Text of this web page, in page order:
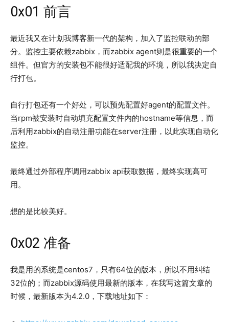
0x01 前言
最近我又在计划我博客新一代的架构，加入了监控联动的部
分。监控主要依赖zabbix，而zabbix agent则是很重要的一个
组件。但官方的安装包不能很好适配我的环境，所以我决定自
行打包。
自行打包还有一个好处，可以预先配置好agent的配置文件。
当rpm被安装时自动填充配置文件内的hostname等信息，而
后利用zabbix的自动注册功能在server注册，以此实现自动化
监控。
最终通过外部程序调用zabbix api获取数据，最终实现高可
用。
想的是比较美好。
0x02 准备
我是用的系统是centos7，只有64位的版本，所以不用纠结
32位的；而zabbix源码使用最新的版本，在我写这篇文章的
时候，最新版本为4.2.0，下载地址如下：